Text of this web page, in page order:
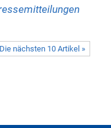
Die nächsten 10 Artikel »